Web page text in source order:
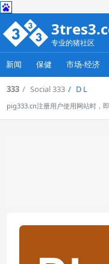
专业的猪社区
新闻 保健 市场-经济
333 Social 333 D L
pig333.cn注册用户使用网站时，